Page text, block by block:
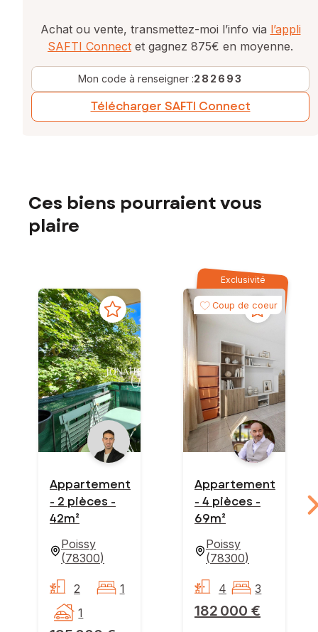
Achat ou vente, transmettez-moi l’info via l’appli
SAFTI Connect et gagnez 875€ en moyenne.
Mon code à renseigner :282693
Télécharger SAFTI Connect
Ces biens pourraient vous
plaire
Appartement
- 2 pièces -
42m²
Poissy
(78300)
2
1
1
Exclusivité
Coup de coeur
Appartement
- 4 pièces -
69m²
Poissy
(78300)
182 000 €
4 3